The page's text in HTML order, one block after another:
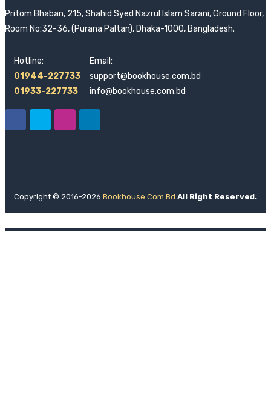
Pritom Bhaban, 215, Shahid Syed Nazrul Islam Sarani, Ground Floor,
Room No:32-36, (Purana Paltan), Dhaka-1000, Bangladesh.
Hotline:
01944-227733
01933-227733
Email:
support@bookhouse.com.bd
info@bookhouse.com.bd
Copyright © 2016-2026 Bookhouse.com.bd All Right Reserved.